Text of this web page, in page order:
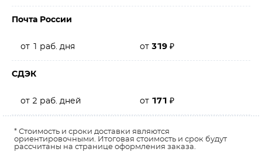
Почта России
от 1 раб. дня от 319 ₽
СДЭК
от 2 раб. дней от 171 ₽
* Стоимость и сроки доставки являются
ориентировочными. Итоговая стоимость и срок будут
рассчитаны на странице оформления заказа.